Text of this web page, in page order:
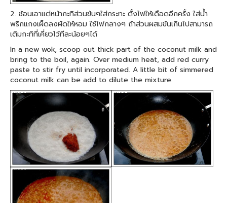
2. ช้อนเอาแต่หน้ากะทิส่วนข้นๆใส่กระทะ ตั้งไฟให้เดือดอีกครั้ง ใส่น้ำ
พริกแกงเผ็ดลงผัดให้หอม ใช้ไฟกลางๆ ถ้าส่วนผสมข้นเกินไปสามารถ
เติมกะทิที่เคี่ยวไว้ทีละน้อยๆได้
In a new wok, scoop out thick part of the coconut milk and
bring to the boil, again. Over medium heat, add red curry
paste to stir fry until incorporated. A little bit of simmered
coconut milk can be add to dilute the mixture.